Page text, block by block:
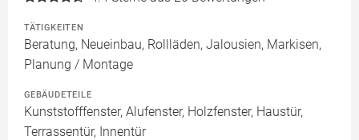
TÄTIGKEITEN
Beratung, Neueinbau, Rollläden, Jalousien, Markisen,
Planung / Montage
GEBÄUDETEILE
Kunststofffenster, Alufenster, Holzfenster, Haustür,
Terrassentür, Innentür